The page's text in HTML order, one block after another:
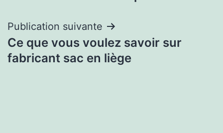
l’article
Publication suivante
Ce que vous voulez savoir sur
fabricant sac en liège